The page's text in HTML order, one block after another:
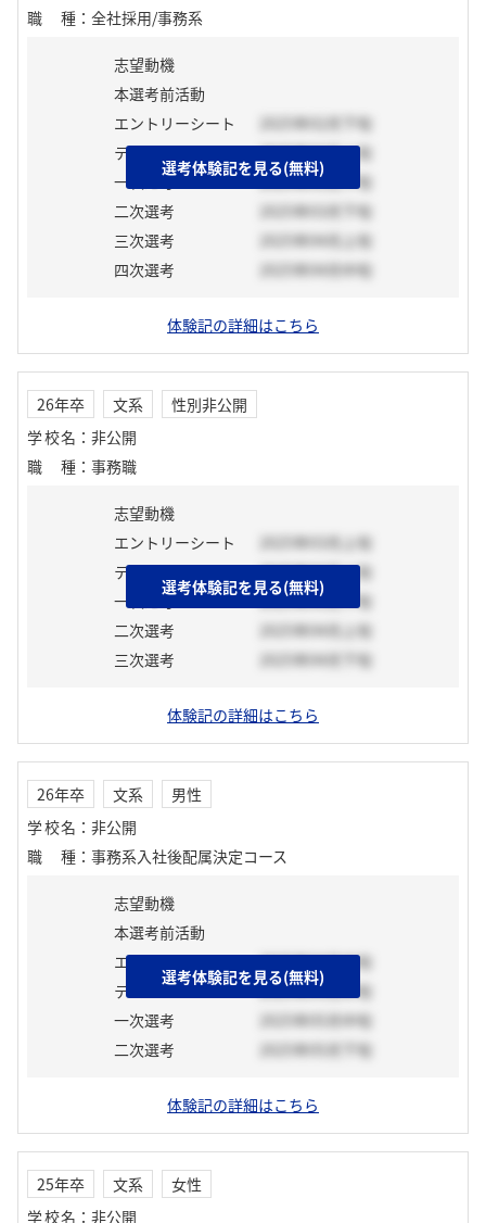
職種 ： 全社採用/事務系
志望動機
本選考前活動
エントリーシート
2025年02月下旬
テスト
2025年03月上旬
一次選考
2025年03月下旬
二次選考
2025年03月下旬
三次選考
2025年04月上旬
四次選考
2025年04月中旬
体験記の詳細はこちら
選考体験記を見る(無料)
26年卒 文系
性別非公開
学校名 ： 非公開
職種 ： 事務職
志望動機
エントリーシート
2025年03月上旬
テスト
2025年03月上旬
一次選考
2025年03月下旬
二次選考
2025年04月上旬
三次選考
2025年04月下旬
体験記の詳細はこちら
選考体験記を見る(無料)
26年卒 文系
男性
学校名 ： 非公開
職種 ： 事務系入社後配属決定コース
志望動機
本選考前活動
エントリーシート
2025年04月中旬
テスト
2025年04月中旬
一次選考
2025年05月中旬
二次選考
2025年05月下旬
体験記の詳細はこちら
選考体験記を見る(無料)
25年卒 文系
女性
学校名 ： 非公開